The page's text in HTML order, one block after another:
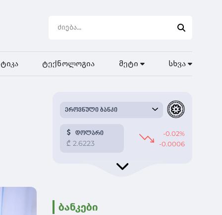
ტექნოლოგია მეტი სხვა
ბანკები